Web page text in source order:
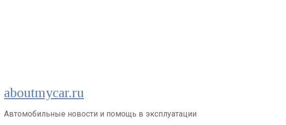
Перейти
к
контенту
aboutmycar.ru
Автомобильные новости и помощь в эксплуатации